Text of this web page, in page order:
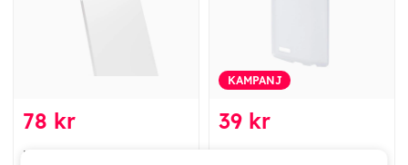
78 kr
Hama Kameraskyddsglas
KAMPANJ
39 kr